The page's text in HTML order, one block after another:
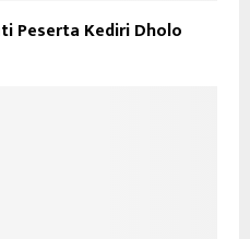
Peserta Kediri Dholo